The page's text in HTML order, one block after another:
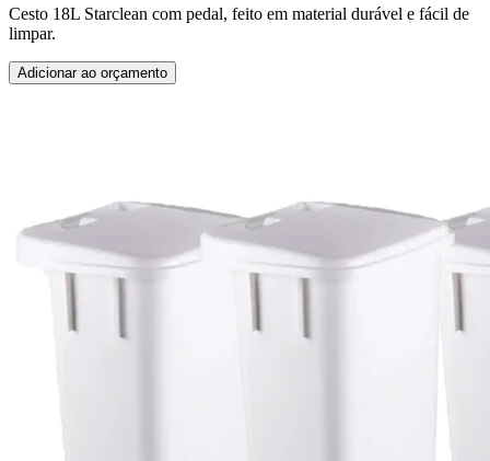
Cesto 18L Starclean com pedal, feito em material durável e fácil de
limpar.
Adicionar ao orçamento